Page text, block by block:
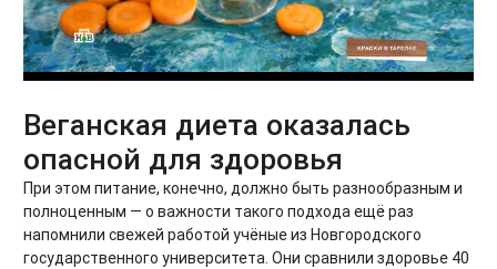
Веганская диета оказалась
опасной для здоровья
При этом питание, конечно, должно быть разнообразным и
полноценным — о важности такого подхода ещё раз
напомнили свежей работой учёные из Новгородского
государственного университета. Они сравнили здоровье 40